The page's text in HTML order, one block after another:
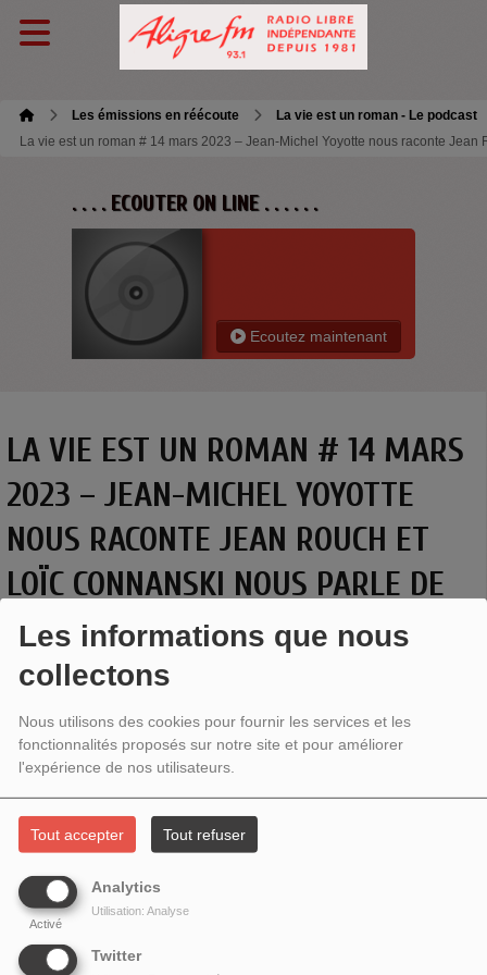
Les informations que nous
collectons
Nous utilisons des cookies pour fournir les services et les
fonctionnalités proposés sur notre site et pour améliorer
l'expérience de nos utilisateurs.
Tout accepter Tout refuser
Analytics
Activé
Utilisation: Analyse
Twitter
Les émissions en réécoute
La vie est un roman - Le podcast
La vie est un roman # 14 mars 2023 – Jean-Michel Yoyotte nous raconte
. . . . ECOUTER ON LINE . . . . . .
Ecoutez maintenant
LA VIE EST UN ROMAN # 14 MARS
2023 – JEAN-MICHEL YOYOTTE
NOUS RACONTE JEAN ROUCH ET
LOÏC CONNANSKI NOUS PARLE DE
MARINE LUSZPINSKI ET MAVADO
CHARON